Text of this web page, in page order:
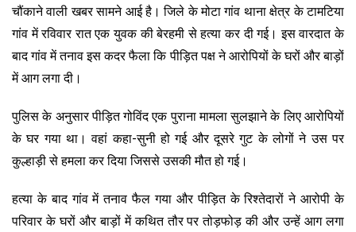
चौंकाने वाली खबर सामने आई है। जिले के मोटा गांव थाना क्षेत्र के टामटिया
गांव में रविवार रात एक युवक की बेरहमी से हत्या कर दी गई। इस वारदात के
बाद गांव में तनाव इस कदर फैला कि पीड़ित पक्ष ने आरोपियों के घरों और बाड़ों
में आग लगा दी।
पुलिस के अनुसार पीड़ित गोविंद एक पुराना मामला सुलझाने के लिए आरोपियों
के घर गया था। वहां कहा-सुनी हो गई और दूसरे गुट के लोगों ने उस पर
कुल्हाड़ी से हमला कर दिया जिससे उसकी मौत हो गई।
हत्या के बाद गांव में तनाव फैल गया और पीड़ित के रिश्तेदारों ने आरोपी के
परिवार के घरों और बाड़ों में कथित तौर पर तोड़फोड़ की और उन्हें आग लगा